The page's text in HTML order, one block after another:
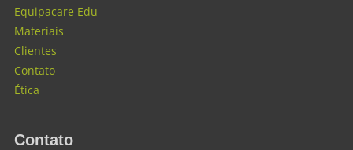
Equipacare Edu
Materiais
Clientes
Contato
Ética
Contato